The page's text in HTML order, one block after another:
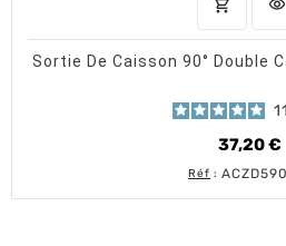
shopping_cart visibility
Sortie De Caisson 90° Double
11
37,20 €
Prix
Réf :